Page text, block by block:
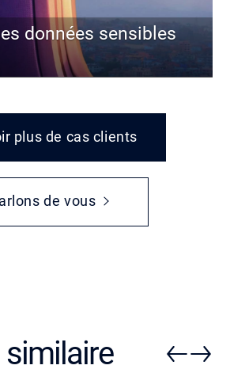
données sensibles
plus de cas clients
de vous
similaire